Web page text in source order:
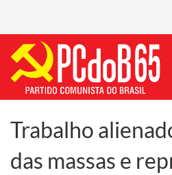
Trabalho
das massas e